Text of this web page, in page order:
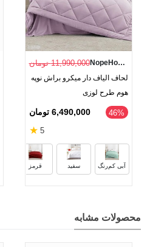
NopeHome 11,990,000 تومان
لحاف الیاف دار میکرو براش نوپه
هوم طرح لوزی
46% 6,490,000 تومان
5
★
آبی کم‌رنگ سفید قرمز
محصولات مشابه